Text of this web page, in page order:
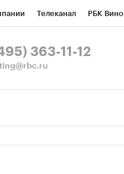
Телеканал РБК Вино
Спецпроекты
363-11-12